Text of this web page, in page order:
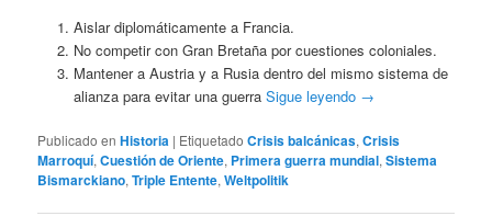
Aislar diplomáticamente a Francia.
No competir con Gran Bretaña por cuestiones coloniales.
Mantener a Austria y a Rusia dentro del mismo sistema de
alianza para evitar una guerra Sigue leyendo →
Publicado en Historia | Etiquetado Crisis balcánicas,Crisis
Marroquí,Cuestión de Oriente, Primera guerra mundial,Sistema
Bismarckiano,Triple Entente,Weltpolitik